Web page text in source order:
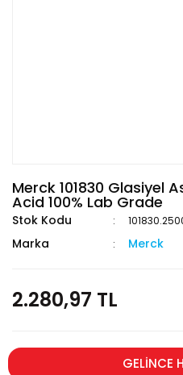
Merck 101830 Glasiyel
Acid 100% Lab Grade
Stok Kodu
Marka Merck
2.280,97 TL
GELİNCE